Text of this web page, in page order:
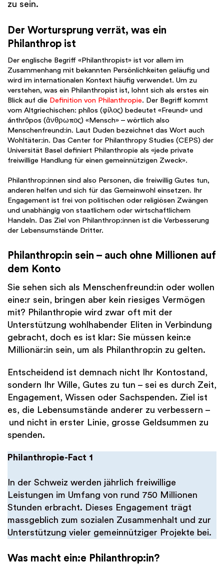
zu sein.
Der Wortursprung verrät, was ein
Philanthrop ist
Der englische Begriff «Philanthropist» ist vor allem im
Zusammenhang mit bekannten Persönlichkeiten geläufig und
wird im internationalen Kontext häufig verwendet. Um zu
verstehen, was ein Philanthropist ist, lohnt sich als erstes ein
Blick auf die Definition von Philanthropie. Der Begriff kommt
vom Altgriechischen: phílos (φίλος) bedeutet «Freund» und
ánthrōpos (ἄνθρωπος) «Mensch» – wörtlich also
Menschenfreund:in. Laut Duden bezeichnet das Wort auch
Wohltäter:in. Das Center for Philanthropy Studies (CEPS) der
Universität Basel definiert Philanthropie als «jede private
freiwillige Handlung für einen gemeinnützigen Zweck».
Philanthrop:innen sind also Personen, die freiwillig Gutes tun,
anderen helfen und sich für das Gemeinwohl einsetzen. Ihr
Engagement ist frei von politischen oder religiösen Zwängen
und unabhängig von staatlichem oder wirtschaftlichem
Handeln. Das Ziel von Philanthrop:innen ist die Verbesserung
der Lebensumstände Dritter.
Philanthrop:in sein – auch ohne Millionen auf
dem Konto
Sie sehen sich als Menschenfreund:in oder wollen
eine:r sein, bringen aber kein riesiges Vermögen
mit? Philanthropie wird zwar oft mit der
Unterstützung wohlhabender Eliten in Verbindung
gebracht, doch es ist klar: Sie müssen kein:e
Millionär:in sein, um als Philanthrop:in zu gelten.
Entscheidend ist demnach nicht Ihr Kontostand,
sondern Ihr Wille, Gutes zu tun – sei es durch Zeit,
Engagement, Wissen oder Sachspenden. Ziel ist
es, die Lebensumstände anderer zu verbessern –
und nicht in erster Linie, grosse Geldsummen zu
spenden.
Philanthropie-Fact 1
In der Schweiz werden jährlich freiwillige
Leistungen im Umfang von rund 750 Millionen
Stunden erbracht. Dieses Engagement trägt
massgeblich zum sozialen Zusammenhalt und zur
Unterstützung vieler gemeinnütziger Projekte bei.
Was macht ein:e Philanthrop:in?